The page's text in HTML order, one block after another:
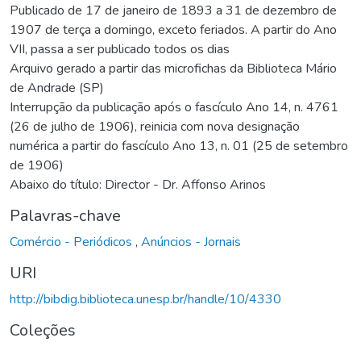
Publicado de 17 de janeiro de 1893 a 31 de dezembro de
1907 de terça a domingo, exceto feriados. A partir do Ano
VII, passa a ser publicado todos os dias
Arquivo gerado a partir das microfichas da Biblioteca Mário
de Andrade (SP)
Interrupção da publicação após o fascículo Ano 14, n. 4761
(26 de julho de 1906), reinicia com nova designação
numérica a partir do fascículo Ano 13, n. 01 (25 de setembro
de 1906)
Abaixo do título: Director - Dr. Affonso Arinos
Palavras-chave
Comércio - Periódicos , Anúncios - Jornais
URI
http://bibdig.biblioteca.unesp.br/handle/10/4330
Coleções